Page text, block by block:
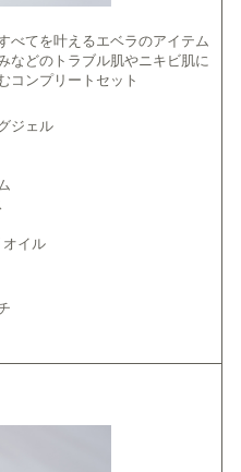
べてを叶えるエベラのアイテム
などのトラブル肌やニキビ肌に
コンプリートセット
ジェル
イル